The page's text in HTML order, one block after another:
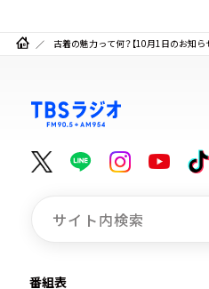
古着の魅力って何？【10月1日のお知ら
番組表